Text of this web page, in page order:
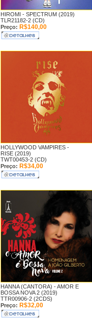
HIROMI - SPECTRUM (2019)
TLR21182-2 (CD)
Preço: R$140,00
HOLLYWOOD VAMPIRES -
RISE (2019)
TWT00453-2 (CD)
Preço: R$34,00
HANNA (CANTORA) -AMOR E
BOSSA NOVA 2 (2019)
TTR00906-2 (2CDS)
Preço: R$32,00